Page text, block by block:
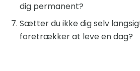
dig permanent?
Sætter du ikke dig selv
foretrækker at leve en dag?